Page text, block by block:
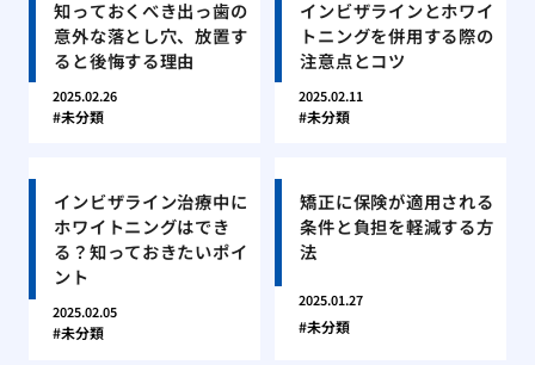
知っておくべき出っ歯の
意外な落とし穴、放置す
ると後悔する理由
2025.02.26
未分類
インビザラインとホワイ
トニングを併用する際の
注意点とコツ
2025.02.11
未分類
インビザライン治療中に
ホワイトニングはでき
る？知っておきたいポイ
ント
2025.02.05
未分類
矯正に保険が適用される
条件と負担を軽減する方
法
2025.01.27
未分類